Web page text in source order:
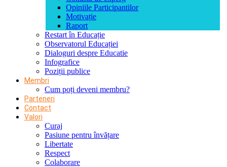
Opiniile Participantilor
Motivație
Raport
Restart în Educație
Observatorul Educației
Dialoguri despre Educatie
Infografice
Poziții publice
Membri
Cum poți deveni membru?
Parteneri
Contact
Valori
Curaj
Pasiune pentru învățare
Libertate
Respect
Colaborare